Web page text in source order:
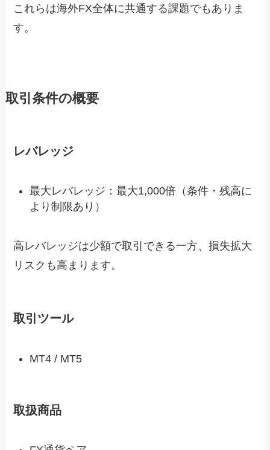
これらは海外FX全体に共通する課題でもありま
す。
取引条件の概要
レバレッジ
最大レバレッジ：最大1,000倍（条件・残高に
より制限あり）
高レバレッジは少額で取引できる一方、損失拡大
リスクも高まります。
取引ツール
MT4 / MT5
取扱商品